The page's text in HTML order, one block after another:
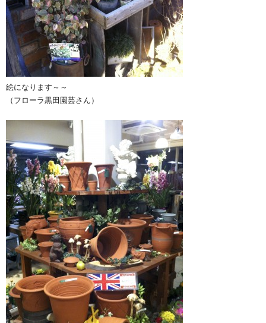
絵になります～～
（フローラ黒田園芸さん）